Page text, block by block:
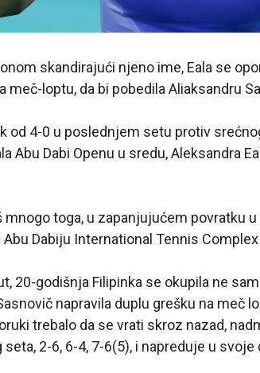
skandirajući njeno ime, Eala se
meč-loptu, da bi pobedila Aliaksandru
od 4-0 u poslednjem setu protiv
Abu Dabi Openu u sredu, Aleksandra
mnogo toga, u zapanjujućem povratku
Dabiju International Tennis
20-godišnja Filipinka se okupila ne
napravila duplu grešku na meč
trebalo da se vrati skroz nazad,
2-6, 6-4, 7-6(5), i napreduje u